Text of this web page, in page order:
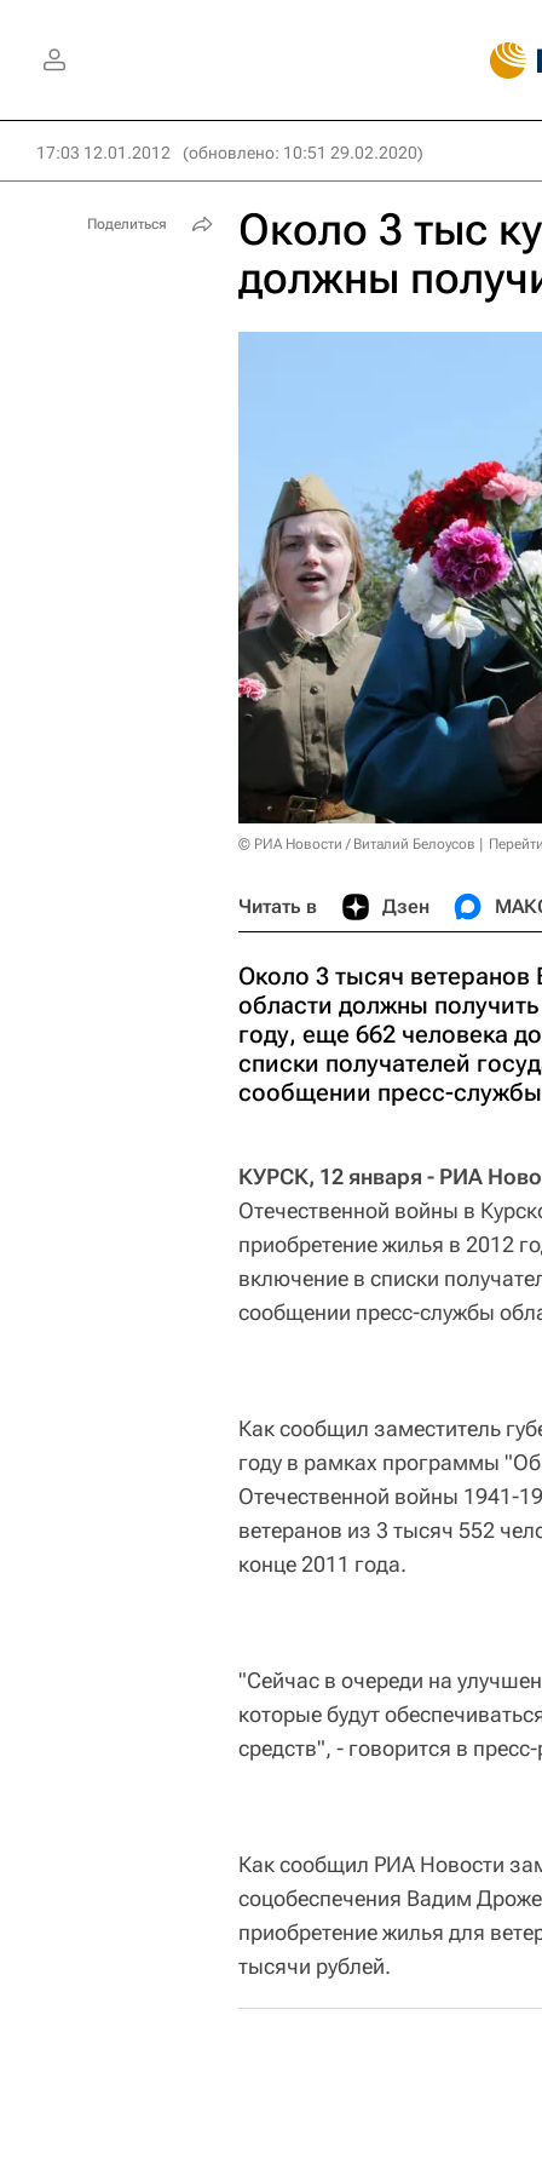
17:03 12.01.2012 (обновлено: 10:51 29.02.2020)
Около 3 тыс
должны
© РИА Новости / Виталий Белоусов
Читать в Дзен
Около 3 тысяч
области должны
году, еще 662 человека
списки получателей
сообщении пресс-
КУРСК, 12 января - РИА
Отечественной войны в
приобретение жилья в 2012
включение в списки
сообщении пресс-службы
Как сообщил заместитель
году в рамках программы
Отечественной войны 1941-
ветеранов из 3 тысяч 552
конце 2011 года.
"Сейчас в очереди на
которые будут
средств", - говорится в
Как сообщил РИА Новости
соцобеспечения Вадим
приобретение жилья для
тысячи рублей.
Поделиться